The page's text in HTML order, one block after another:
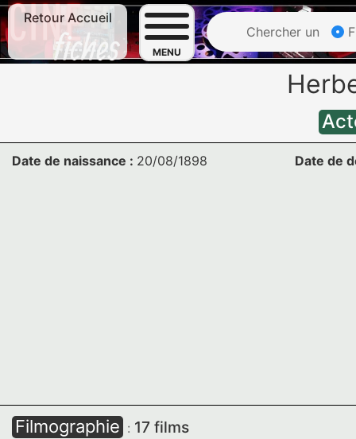
Retour Accueil
MENU
Chercher un
Date de naissance : 20/08/1898 Date de
Filmographie : 17 films